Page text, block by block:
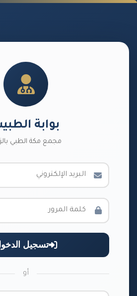
بوابة
مجمع مكة الطبي
تسجيل
أو